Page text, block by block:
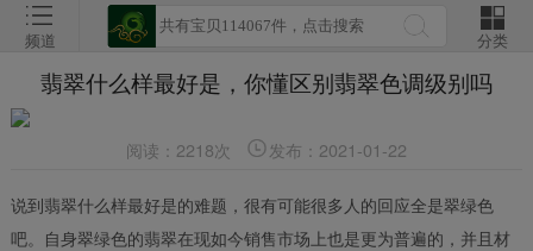
频道 分类
翡翠什么样最好是，你懂区别翡翠色调级别吗
阅读：2218次 发布：2021-01-22
说到翡翠什么样最好是的难题，很有可能很多人的回应全是翠绿色
吧。自身翠绿色的翡翠在现如今销售市场上也是更为普遍的，并且材